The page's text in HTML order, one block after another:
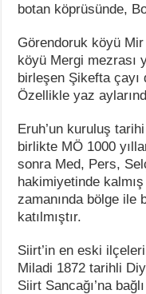
botan köprüsünde,
Görendoruk köyü Mir
köyü Mergi mezrası
birleşen Şikefta çayı
Özellikle yaz
Eruh’un kuruluş
birlikte MÖ 1000
sonra Med, Pers,
hakimiyetinde
zamanında bölge ile
katılmıştır.
Siirt’in en eski
Miladi 1872 tarihli
Siirt Sancağı’na